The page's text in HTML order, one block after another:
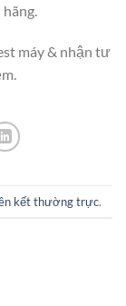
máy & nhận tư
kết thường trực.